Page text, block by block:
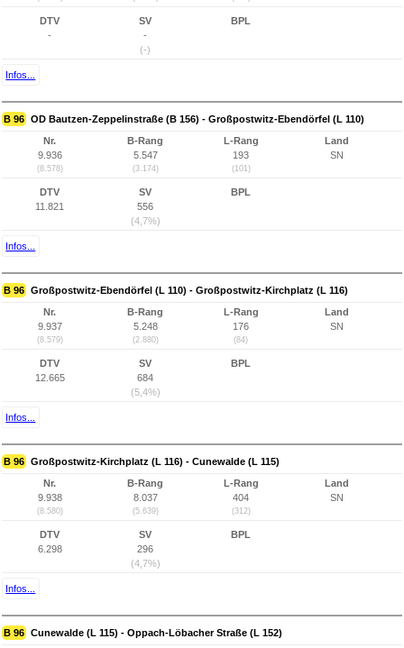
DTV
-
SV
-
(-)
BPL
Infos...
B 96 OD Bautzen-Zeppelinstraße (B 156) - Großpostwitz-Ebendörfel (L 110)
Nr.
9.936
(8.578)
B-Rang
5.547
(3.174)
L-Rang
193
(101)
Land
SN
DTV
11.821
SV
556
(4,7%)
BPL
Infos...
B 96 Großpostwitz-Ebendörfel (L 110) - Großpostwitz-Kirchplatz (L 116)
Nr.
9.937
(8.579)
B-Rang
5.248
(2.880)
L-Rang
176
(84)
Land
SN
DTV
12.665
SV
684
(5,4%)
BPL
Infos...
B 96 Großpostwitz-Kirchplatz (L 116) - Cunewalde (L 115)
Nr.
9.938
(8.580)
B-Rang
8.037
(5.639)
L-Rang
404
(312)
Land
SN
DTV
6.298
SV
296
(4,7%)
BPL
Infos...
B 96 Cunewalde (L 115) - Oppach-Löbacher Straße (L 152)